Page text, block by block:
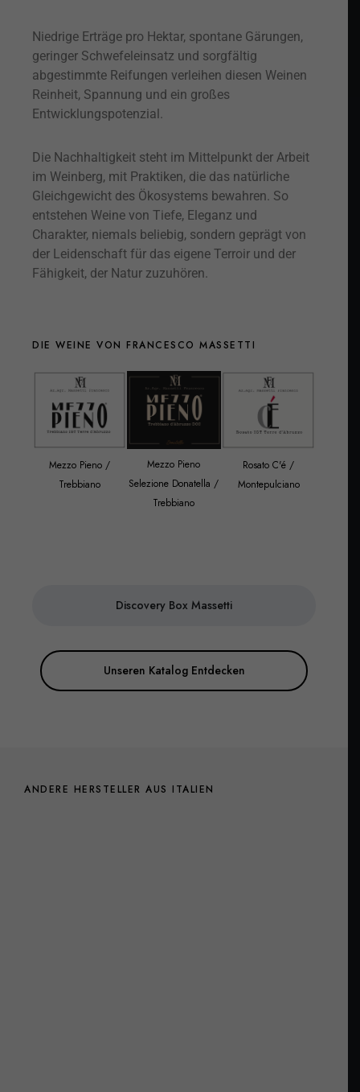
Niedrige Erträge pro Hektar, spontane Gärungen,
geringer Schwefeleinsatz und sorgfältig
abgestimmte Reifungen verleihen diesen Weinen
Reinheit, Spannung und ein großes
Entwicklungspotenzial.
Die Nachhaltigkeit steht im Mittelpunkt der Arbeit
im Weinberg, mit Praktiken, die das natürliche
Gleichgewicht des Ökosystems bewahren. So
entstehen Weine von Tiefe, Eleganz und
Charakter, niemals beliebig, sondern geprägt von
der Leidenschaft für das eigene Terroir und der
Fähigkeit, der Natur zuzuhören.
DIE WEINE VON FRANCESCO MASSETTI
Mezzo Pieno /
Trebbiano
Mezzo Pieno
Selezione Donatella /
Trebbiano
Rosato C'é /
Montepulciano
Discovery Box Massetti
Unseren Katalog Entdecken
ANDERE HERSTELLER AUS ITALIEN